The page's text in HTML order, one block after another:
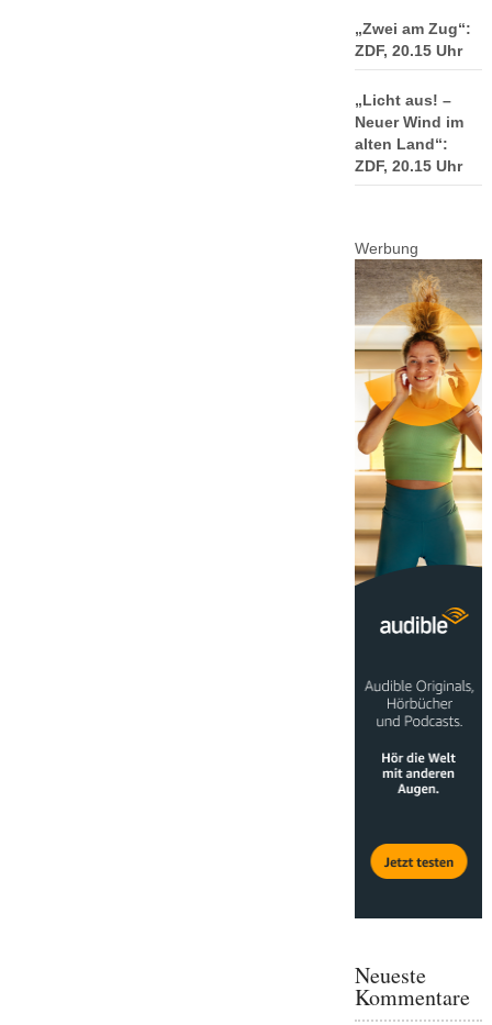
„Zwei am Zug“:
ZDF, 20.15 Uhr
„Licht aus! –
Neuer Wind im
alten Land“:
ZDF, 20.15 Uhr
Werbung
Neueste
Kommentare